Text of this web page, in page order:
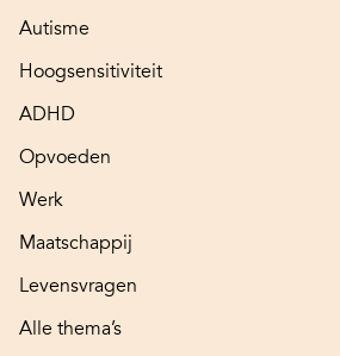
Autisme
Hoogsensitiviteit
ADHD
Opvoeden
Werk
Maatschappij
Levensvragen
Alle thema’s